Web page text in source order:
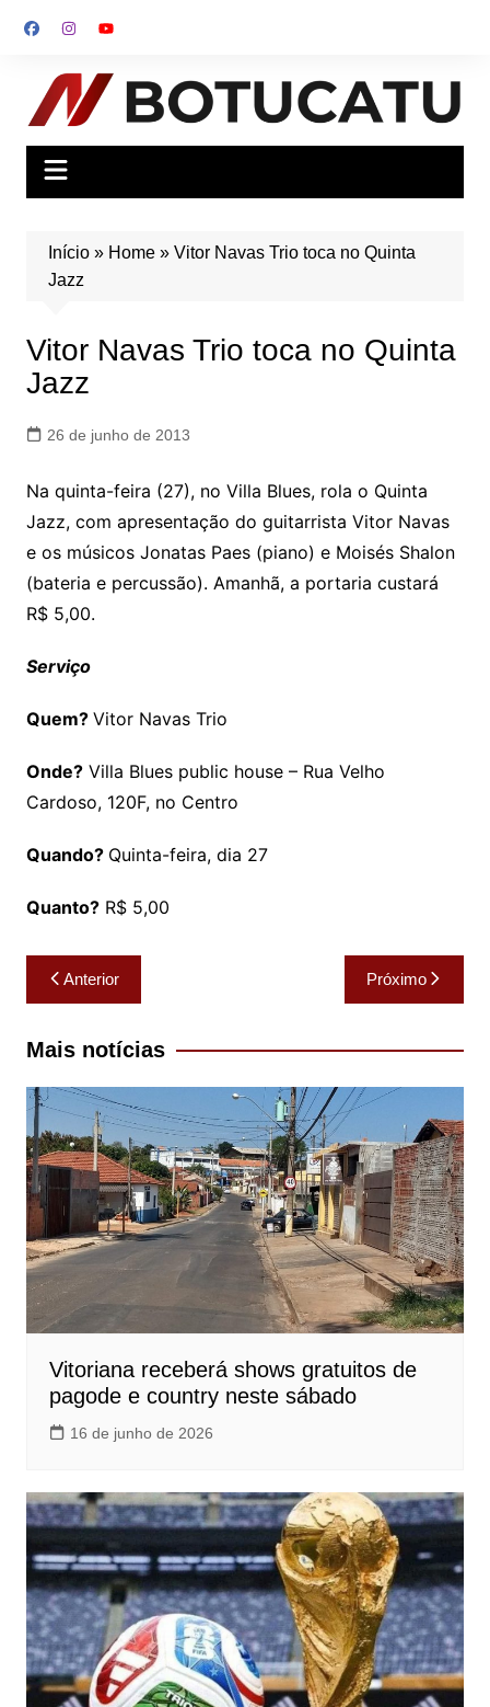
para
conteúdo
Início» Home» Vitor Navas Trio toca no Quinta
Jazz
Vitor Navas Trio toca no Quinta
Jazz
26 de junho de 2013
Na quinta-feira (27), no Villa Blues, rola o Quinta
Jazz, com apresentação do guitarrista Vitor Navas
e os músicos Jonatas Paes (piano) e Moisés Shalon
(bateria e percussão). Amanhã, a portaria custará
R$ 5,00.
Serviço
Quem? Vitor Navas Trio
Onde?Villa Blues public house – Rua Velho
Cardoso, 120F, no Centro
Quando? Quinta-feira, dia 27
Quanto?R$ 5,00
Navegação
de
Post
Anterior Próximo
Mais notícias
Vitoriana receberá shows gratuitos de
pagode e country neste sábado
16 de junho de 2026